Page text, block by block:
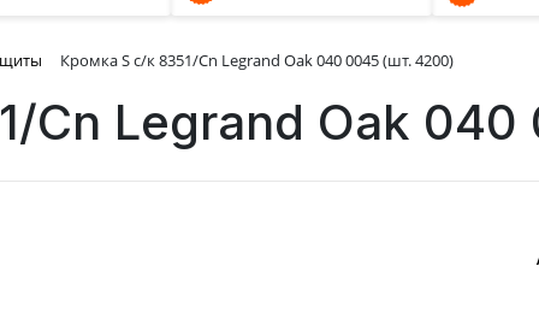
Кромка S с/к 8351/Cn Legrand Oak 040 0045 (шт. 4200)
Cn Legrand Oak